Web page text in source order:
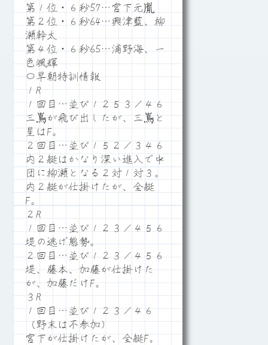
第１位・６秒57…宮下元胤
第２位・６秒64…興津藍、柳
瀬幹太
第４位・６秒65…浦野海、一
色颯輝
〇早朝特訓情報
１R
１回目…並び１２５３／４６
三嶌が飛び出したが、三嶌と
星はF。
２回目…並び１５２／３４６
内２艇はかなり深い進入で中
団に柳瀬となる２対１対３。
内２艇が仕掛けたが、全艇
F。
２R
１回目…並び１２３／４５６
堤の逃げ態勢。
２回目…並び１２３／４５６
堤、藤本、加藤が仕掛けた
が、加藤だけF。
３R
１回目…並び１２３／４６
（野末は不参加）
宮下が仕掛けたが、全艇F。